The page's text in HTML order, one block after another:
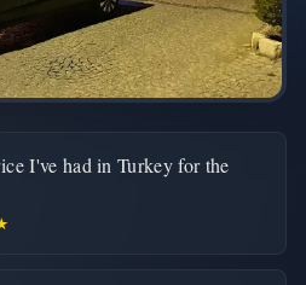
I've had in Turkey for the